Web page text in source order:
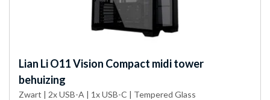
Lian LiO11 Vision Compact midi tower
behuizing
Zwart | 2x USB-A | 1x USB-C | Tempered Glass